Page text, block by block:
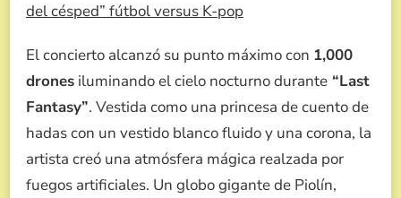
del césped” fútbol versus K-pop
El concierto alcanzó su punto máximo con 1,000
drones iluminando el cielo nocturno durante “Last
Fantasy”. Vestida como una princesa de cuento de
hadas con un vestido blanco fluido y una corona, la
artista creó una atmósfera mágica realzada por
fuegos artificiales. Un globo gigante de Piolín,